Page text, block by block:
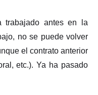
trabajado antes en la
no se puede volver
el contrato anterior
etc.). Ya ha pasado